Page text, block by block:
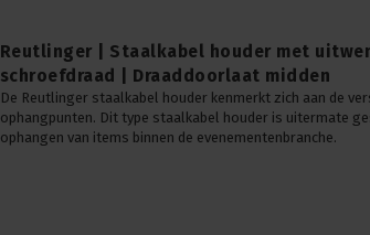
Reutlinger | Staalkabel houder met
schroefdraad | Draaddoorlaat midden
De Reutlinger staalkabel houder kenmerkt zich aan de
ophangpunten. Dit type staalkabel houder is uitermate
ophangen van items binnen de evenementenbranche.